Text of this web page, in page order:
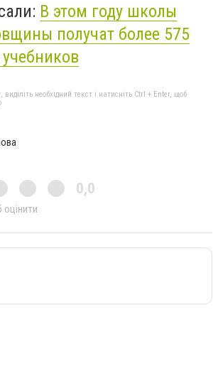
В этом году школы
получат более 575
необхідний текст і натисніть Ctrl + Enter, щоб
0,0